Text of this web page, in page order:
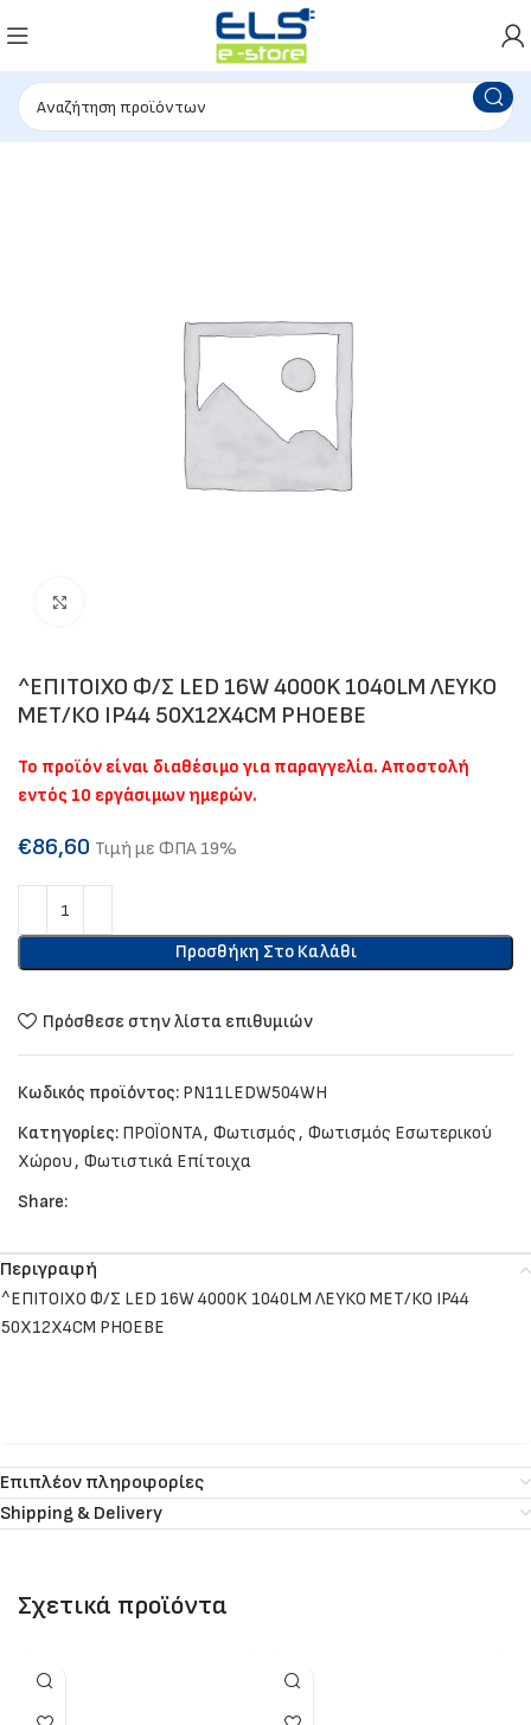
^ΕΠΙΤΟΙΧΟ Φ/Σ LED 16W 4000K 1040LM ΛΕΥΚΟ
ΜΕΤ/ΚΟ IP44 50Χ12Χ4CM PHOEBE
Το προϊόν είναι διαθέσιμο για παραγγελία. Αποστολή
εντός 10 εργάσιμων ημερών.
€86,60 Τιμή με ΦΠΑ 19%
Προσθήκη Στο Καλάθι
Πρόσθεσε στην λίστα επιθυμιών
Κωδικός προϊόντος: PN11LEDW504WH
Κατηγορίες: ΠΡΟΪΟΝΤΑ, Φωτισμός, Φωτισμός Εσωτερικού
Χώρου, Φωτιστικά Επίτοιχα
Share:
Περιγραφή
^ΕΠΙΤΟΙΧΟ Φ/Σ LED 16W 4000K 1040LM ΛΕΥΚΟ ΜΕΤ/ΚΟ IP44
50Χ12Χ4CM PHOEBE
Επιπλέον πληροφορίες
Shipping & Delivery
Σχετικά προϊόντα